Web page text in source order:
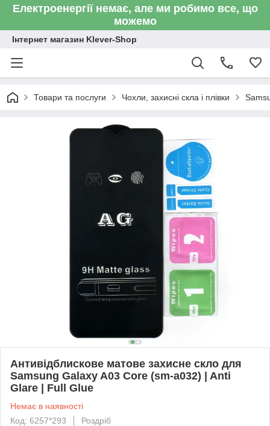
Електроенергії немає, але ми робимо все, що
можемо
Інтернет магазин Klever-Shop
Товари та послуги Чохли, захисні скла і плівки
Антивідблискове матове захисне скло для
Samsung Galaxy A03 Core (sm-a032) | Anti
Glare | Full Glue
Немає в наявності
Код: 6257*293
Роздріб